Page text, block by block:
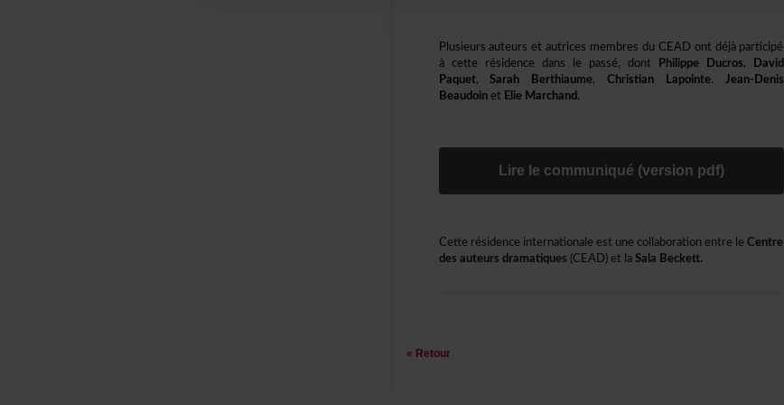
PlusieursauteursetautricesmembresduCEADontdéjàparticipé
àcetterésidencedanslepassé,dont
PhilippeDucros,
David
Paquet,SarahBerthiaume, ChristianLapointe. Jean-Denis
Beaudoinet ElieMarchand .
Lirelecommuniqué(versionpdf)
Cetterésidenceinternationaleestunecollaborationentrele Centre
desauteursdramatiques (CEAD)etla SalaBeckett.
«Retour